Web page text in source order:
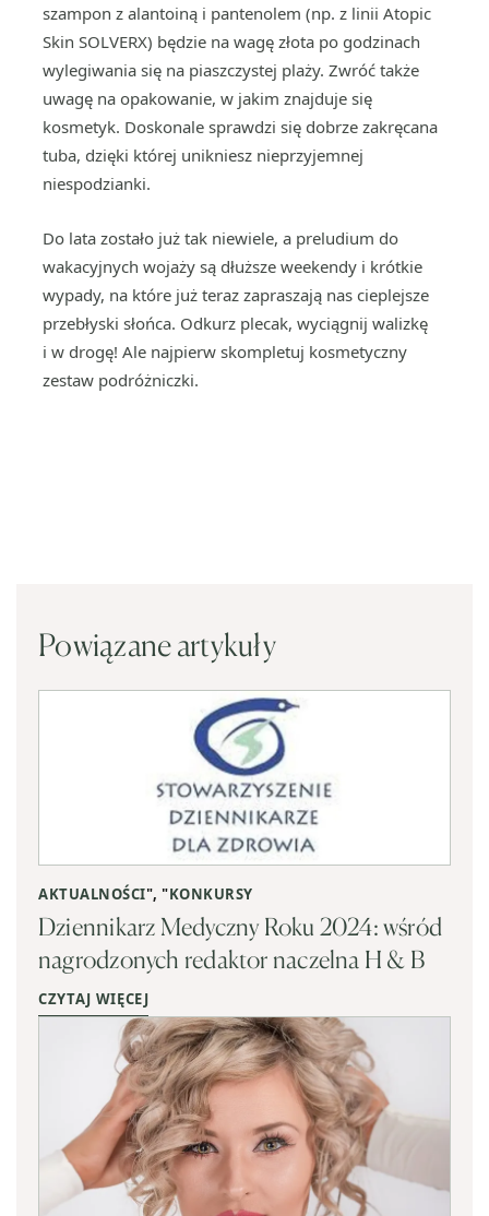
szampon z alantoiną i pantenolem (np. z linii Atopic
Skin SOLVERX) będzie na wagę złota po godzinach
wylegiwania się na piaszczystej plaży. Zwróć także
uwagę na opakowanie, w jakim znajduje się
kosmetyk. Doskonale sprawdzi się dobrze zakręcana
tuba, dzięki której unikniesz nieprzyjemnej
niespodzianki.
Do lata zostało już tak niewiele, a preludium do
wakacyjnych wojaży są dłuższe weekendy i krótkie
wypady, na które już teraz zapraszają nas cieplejsze
przebłyski słońca. Odkurz plecak, wyciągnij walizkę
i w drogę! Ale najpierw skompletuj kosmetyczny
zestaw podróżniczki.
Powiązane artykuły
AKTUALNOŚCI", "KONKURSY
Dziennikarz Medyczny Roku 2024: wśród
nagrodzonych redaktor naczelna H & B
CZYTAJ WIĘCEJ